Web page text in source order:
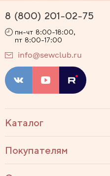
Каталог
Покупателям
8 (800) 201-02-75
пн-чт 8:00-18:00,
пт 8:00-17:00
info@sewclub.ru